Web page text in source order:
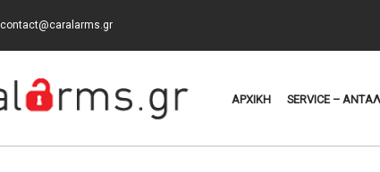
contact@caralarms.gr
ΑΡΧΙΚΗ SERVICE –